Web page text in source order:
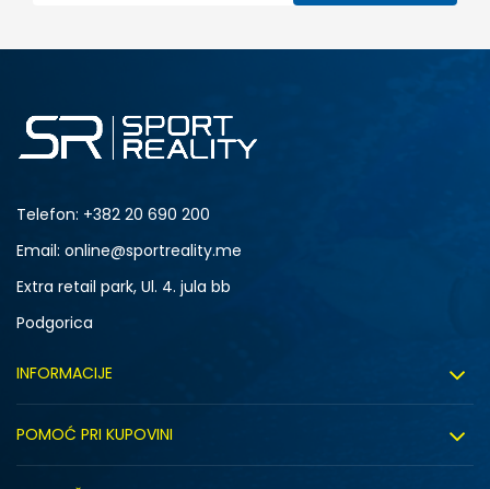
Telefon: +382 20 690 200
Email: online@sportreality.me
Extra retail park, Ul. 4. jula bb
Podgorica
INFORMACIJE
POMOĆ PRI KUPOVINI